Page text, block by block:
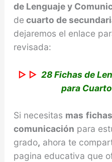
de Lenguaje y
de cuarto de
dejaremos el enlace
revisada:
▷ ▷ 28 Fichas de
para
Si necesitas mas
comunicación para
grado, ahora te
pagina educativa que